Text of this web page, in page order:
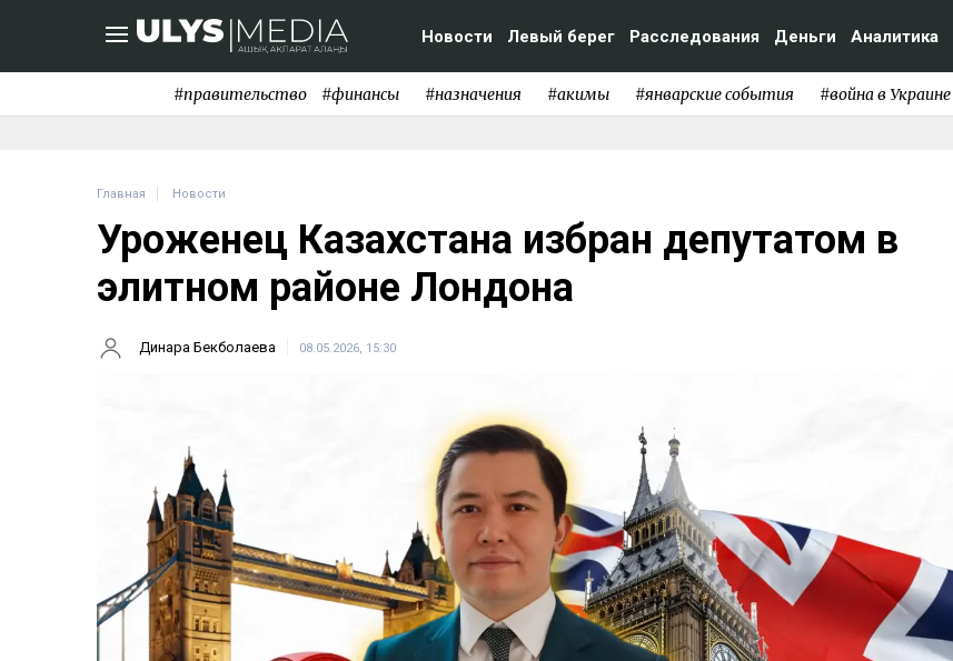
Новости Левый берег Расследования Деньги Аналитика
#правительство #финансы #назначения #акимы #январские события #война в Украине
Главная Новости
Уроженец Казахстана избран депутатом в
элитном районе Лондона
Динара Бекболаева 08.05.2026, 15:30